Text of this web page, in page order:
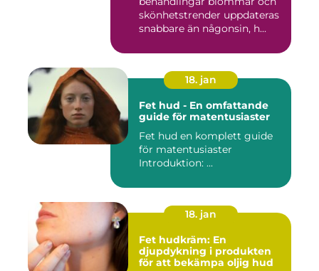
skönhetstrender uppdateras
snabbare än någonsin, h...
18. jan
Fet hud - En omfattande
guide för matentusiaster
Fet hud en komplett guide
för matentusiaster
Introduktion: ...
18. jan
Fet hudkräm: En
djupdykning i produkten
för att bekämpa oljig hud